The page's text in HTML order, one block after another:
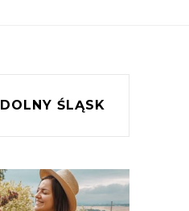
DOLNY ŚLĄSK